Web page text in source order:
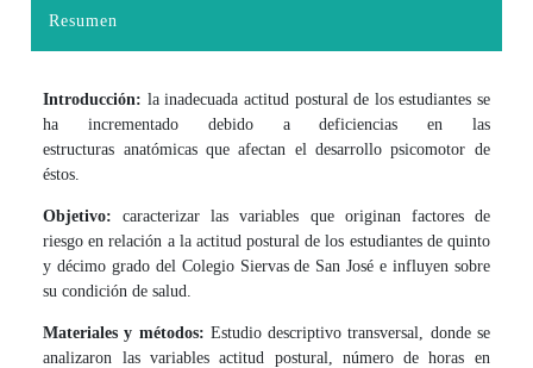
Resumen
Introducción: la inadecuada actitud postural de los estudiantes se
ha incrementado debido a deficiencias en las
estructuras anatómicas que afectan el desarrollo psicomotor de
éstos.
Objetivo: caracterizar las variables que originan factores de
riesgo en relación a la actitud postural de los estudiantes de quinto
y décimo grado del Colegio Siervas de San José e influyen sobre
su condición de salud.
Materiales y métodos: Estudio descriptivo transversal, donde se
analizaron las variables actitud postural, número de horas en